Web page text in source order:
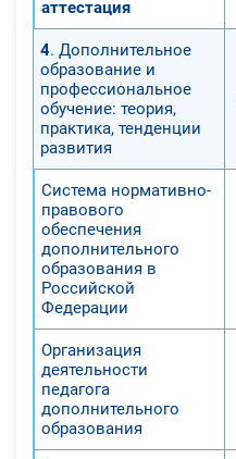
аттестация
4. Дополнительное
образование и
профессиональное
обучение: теория,
практика, тенденции
развития
Система нормативно-
правового
обеспечения
дополнительного
образования в
Российской
Федерации
Организация
деятельности
педагога
дополнительного
образования